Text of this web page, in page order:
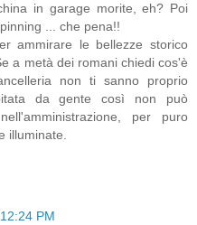
in garage morite, eh? Poi
... che pena!!
ammirare le bellezze storico
a metà dei romani chiedi cos'è
non ti sanno proprio
da gente così non può
per puro
illuminate.
PM